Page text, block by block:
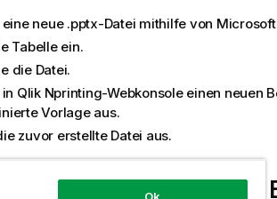
neue .pptx-Datei mithilfe von Microsoft
Tabelle ein.
die Datei.
Qlik Nprinting-Webkonsoleeinen neuen
Vorlage aus.
zuvor erstellte Datei aus.
eines vorhandenen